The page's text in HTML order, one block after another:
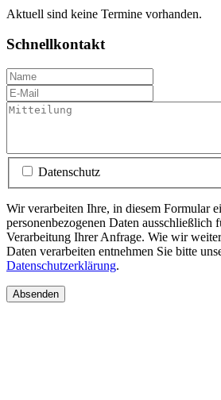
Aktuell sind keine Termine vorhanden.
Schnellkontakt
Datenschutz
Wir verarbeiten Ihre, in diesem Formular
personenbezogenen Daten ausschließlich
Verarbeitung Ihrer Anfrage. Wie wir
Daten verarbeiten entnehmen Sie bitte
Datenschutzerklärung.
Absenden